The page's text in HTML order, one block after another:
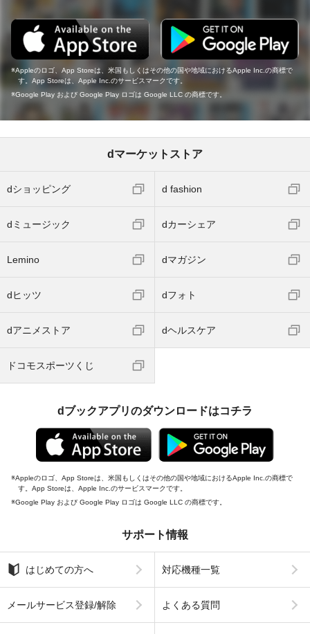
Appleのロゴ、App Storeは、米国もしくはその他の国や地域におけるApple Inc.の商標で
す。App Storeは、Apple Inc.のサービスマークです。
Google Play および Google Play ロゴは Google LLC の商標です。
dマーケットストア
dショッピング d fashion
dミュージック dカーシェア
Lemino dマガジン
dヒッツ dフォト
dアニメストア dヘルスケア
ドコモスポーツくじ
dブックアプリのダウンロードはコチラ
Appleのロゴ、App Storeは、米国もしくはその他の国や地域におけるApple Inc.の商標で
す。App Storeは、Apple Inc.のサービスマークです。
Google Play および Google Play ロゴは Google LLC の商標です。
サポート情報
はじめての方へ 対応機種一覧
メールサービス登録/解除 よくある質問